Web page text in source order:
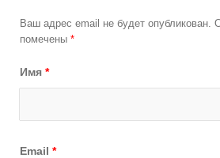
Ваш адрес email не будет опубликован.
помечены *
Имя *
Email *